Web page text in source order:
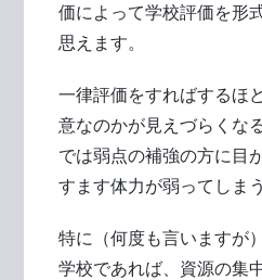
価によって学校評価を形
思えます。
一律評価をすればするほ
意なのかが見えづらくな
では弱点の補強の方に目
すます体力が弱ってしまう
特に（何度も言いますが
学校であれば、資源の集